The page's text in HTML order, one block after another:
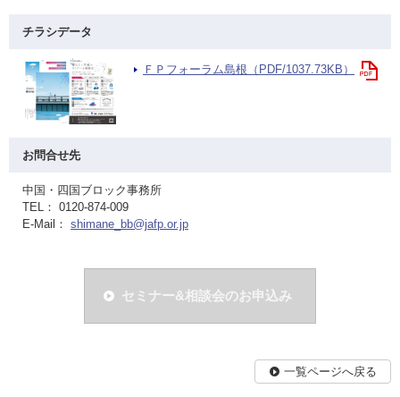
チラシデータ
ＦＰフォーラム島根（PDF/1037.73KB）
お問合せ先
中国・四国ブロック事務所
TEL： 0120-874-009
E-Mail： shimane_bb@jafp.or.jp
セミナー&相談会のお申込み
一覧ページへ戻る